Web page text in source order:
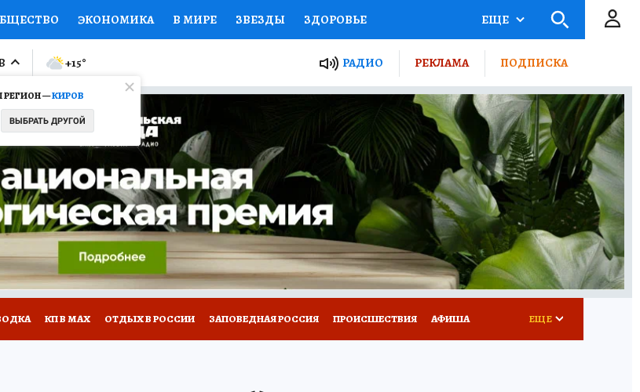
ЭКОНОМИКА В МИРЕ ЗВЕЗДЫ ЗДОРОВЬЕ
ПРОИСШЕСТВИЯ НАЦИОНАЛЬНЫЕ ПРОЕКТЫ РОССИИ
МИР Я ЗНАЮ СЕМЬЯ ЖЕНСКИЕ СЕКРЕТЫ ПУТЕВОДИТЕЛЬ
СЕРИАЛЫ СПЕЦПРОЕКТЫ ДЕФИЦИТ ЖЕЛЕЗА ТУРИЗМ
КОНКУРСЫ РАБОТА У НАС ГИД ПОТРЕБИТЕЛЯ ВСЕ О КП
ЕЩЕ
РЕГИОН —КИРОВ
ВЫБРАТЬ ДРУГОЙ
+15° РАДИО РЕКЛАМА ПОДПИСКА
КП В МАХ ОТДЫХ В РОССИИ ЗАПОВЕДНАЯ РОССИЯ ПРОИСШЕСТВИЯ АФИША ЕЩЕ